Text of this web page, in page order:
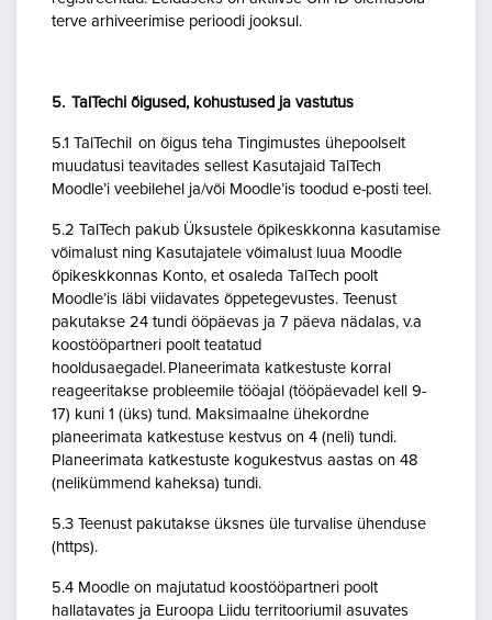
terve arhiveerimise perioodi jooksul.
5. TalTechi õigused, kohustused ja vastutus
5.1 TalTechil on õigus teha Tingimustes ühepoolselt
muudatusi teavitades sellest Kasutajaid TalTech
Moodle’i veebilehel ja/või Moodle’is toodud e-posti teel.
5.2 TalTech pakub Üksustele õpikeskkonna kasutamise
võimalust ning Kasutajatele võimalust luua Moodle
õpikeskkonnas Konto, et osaleda TalTech poolt
Moodle’is läbi viidavates õppetegevustes. Teenust
pakutakse 24 tundi ööpäevas ja 7 päeva nädalas, v.a
koostööpartneri poolt teatatud
hooldusaegadel. Planeerimata katkestuste korral
reageeritakse probleemile tööajal (tööpäevadel kell 9-
17) kuni 1 (üks) tund. Maksimaalne ühekordne
planeerimata katkestuse kestvus on 4 (neli) tundi.
Planeerimata katkestuste kogukestvus aastas on 48
(nelikümmend kaheksa) tundi.
5.3 Teenust pakutakse üksnes üle turvalise ühenduse
(https).
5.4 Moodle on majutatud koostööpartneri poolt
hallatavates ja Euroopa Liidu territooriumil asuvates